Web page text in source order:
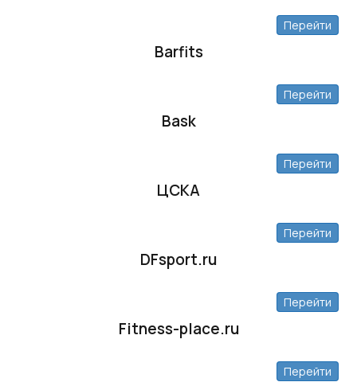
Barfits
Перейти
Bask
Перейти
ЦСКА
Перейти
DFsport.ru
Перейти
Fitness-place.ru
Перейти
Перейти